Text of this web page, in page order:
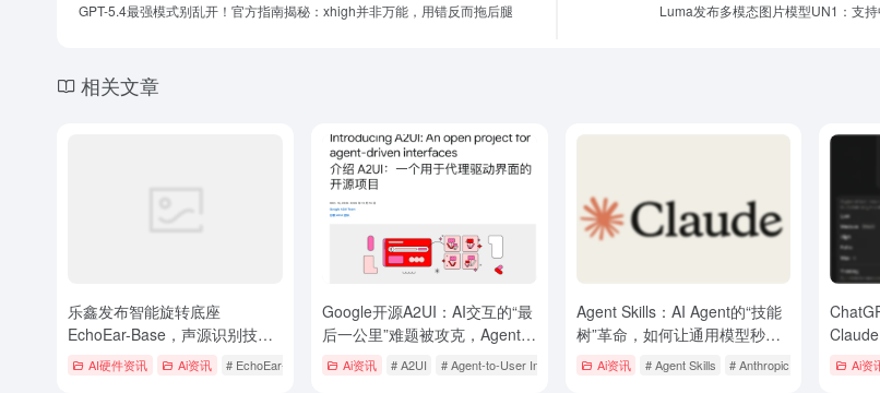
GPT-5.4最强模式别乱开！官方指南揭秘：xhigh并非万能，用错反而拖后腿 Luma发布多模态图片模型UN1：支
相关文章
乐鑫发布智能旋转底座
EchoEar-Base，声源识别技术
重塑喵伴人机交互体验
AI硬件资讯 Ai资讯 # EchoEar-Base # 乐鑫 # 喵伴
Google开源A2UI：AI交互的“最
后一公里”难题被攻克，Agent生
态拼图终完整
Ai资讯 # A2UI # Agent-to-User Interface # AI智能体
Agent Skills：AI Agent的“技能
树”革命，如何让通用模型秒变
领域专家？
Ai资讯 # Agent Skills # Anthropic
下Ai资